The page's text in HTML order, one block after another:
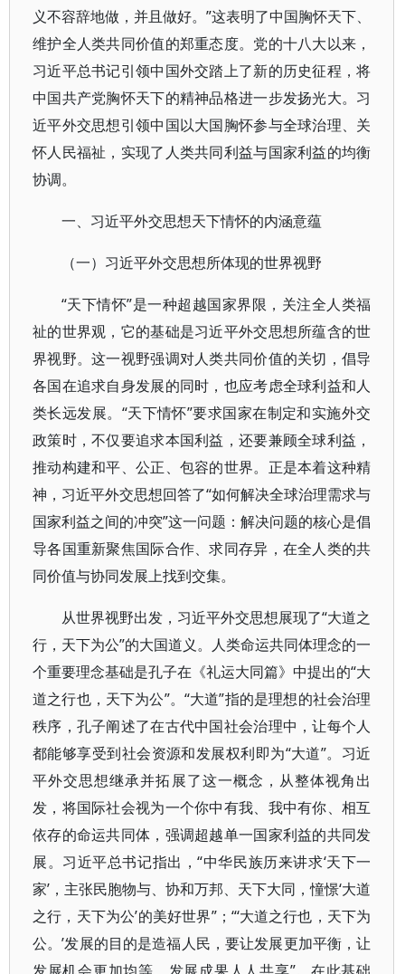
义不容辞地做，并且做好。”这表明了中国胸怀天下、
维护全人类共同价值的郑重态度。党的十八大以来，
习近平总书记引领中国外交踏上了新的历史征程，将
中国共产党胸怀天下的精神品格进一步发扬光大。习
近平外交思想引领中国以大国胸怀参与全球治理、关
怀人民福祉，实现了人类共同利益与国家利益的均衡
协调。
一、习近平外交思想天下情怀的内涵意蕴
（一）习近平外交思想所体现的世界视野
“天下情怀”是一种超越国家界限，关注全人类福
祉的世界观，它的基础是习近平外交思想所蕴含的世
界视野。这一视野强调对人类共同价值的关切，倡导
各国在追求自身发展的同时，也应考虑全球利益和人
类长远发展。“天下情怀”要求国家在制定和实施外交
政策时，不仅要追求本国利益，还要兼顾全球利益，
推动构建和平、公正、包容的世界。正是本着这种精
神，习近平外交思想回答了“如何解决全球治理需求与
国家利益之间的冲突”这一问题：解决问题的核心是倡
导各国重新聚焦国际合作、求同存异，在全人类的共
同价值与协同发展上找到交集。
从世界视野出发，习近平外交思想展现了“大道之
行，天下为公”的大国道义。人类命运共同体理念的一
个重要理念基础是孔子在《礼运大同篇》中提出的“大
道之行也，天下为公”。“大道”指的是理想的社会治理
秩序，孔子阐述了在古代中国社会治理中，让每个人
都能够享受到社会资源和发展权利即为“大道”。习近
平外交思想继承并拓展了这一概念，从整体视角出
发，将国际社会视为一个你中有我、我中有你、相互
依存的命运共同体，强调超越单一国家利益的共同发
展。习近平总书记指出，“中华民族历来讲求‘天下一
家’，主张民胞物与、协和万邦、天下大同，憧憬‘大道
之行，天下为公’的美好世界”；“‘大道之行也，天下为
公。’发展的目的是造福人民，要让发展更加平衡，让